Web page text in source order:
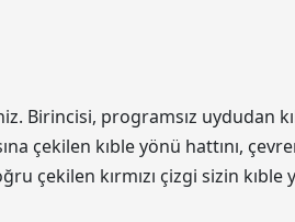
Birincisi, programsız uydudan
çekilen kıble yönü hattını,
çekilen kırmızı çizgi sizin kıble